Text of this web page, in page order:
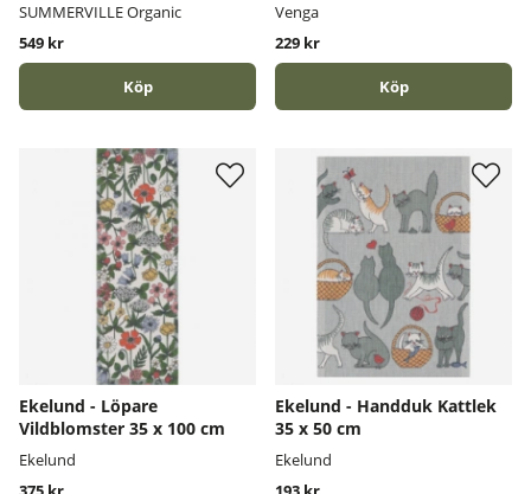
SUMMERVILLE Organic
549 kr
Köp
Venga
229 kr
Köp
Ekelund - Löpare
Vildblomster 35 x 100 cm
Ekelund
Ekelund - Handduk Kattlek
35 x 50 cm
Ekelund